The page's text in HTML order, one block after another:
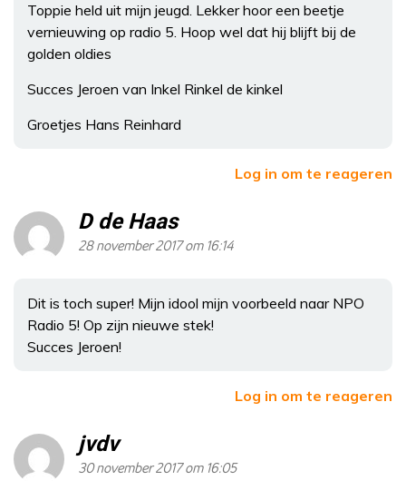
Toppie held uit mijn jeugd. Lekker hoor een beetje
vernieuwing op radio 5. Hoop wel dat hij blijft bij de
golden oldies
Succes Jeroen van Inkel Rinkel de kinkel
Groetjes Hans Reinhard
Log in om te reageren
D de Haas
28 november 2017 om 16:14
Dit is toch super! Mijn idool mijn voorbeeld naar NPO
Radio 5! Op zijn nieuwe stek!
Succes Jeroen!
Log in om te reageren
jvdv
30 november 2017 om 16:05